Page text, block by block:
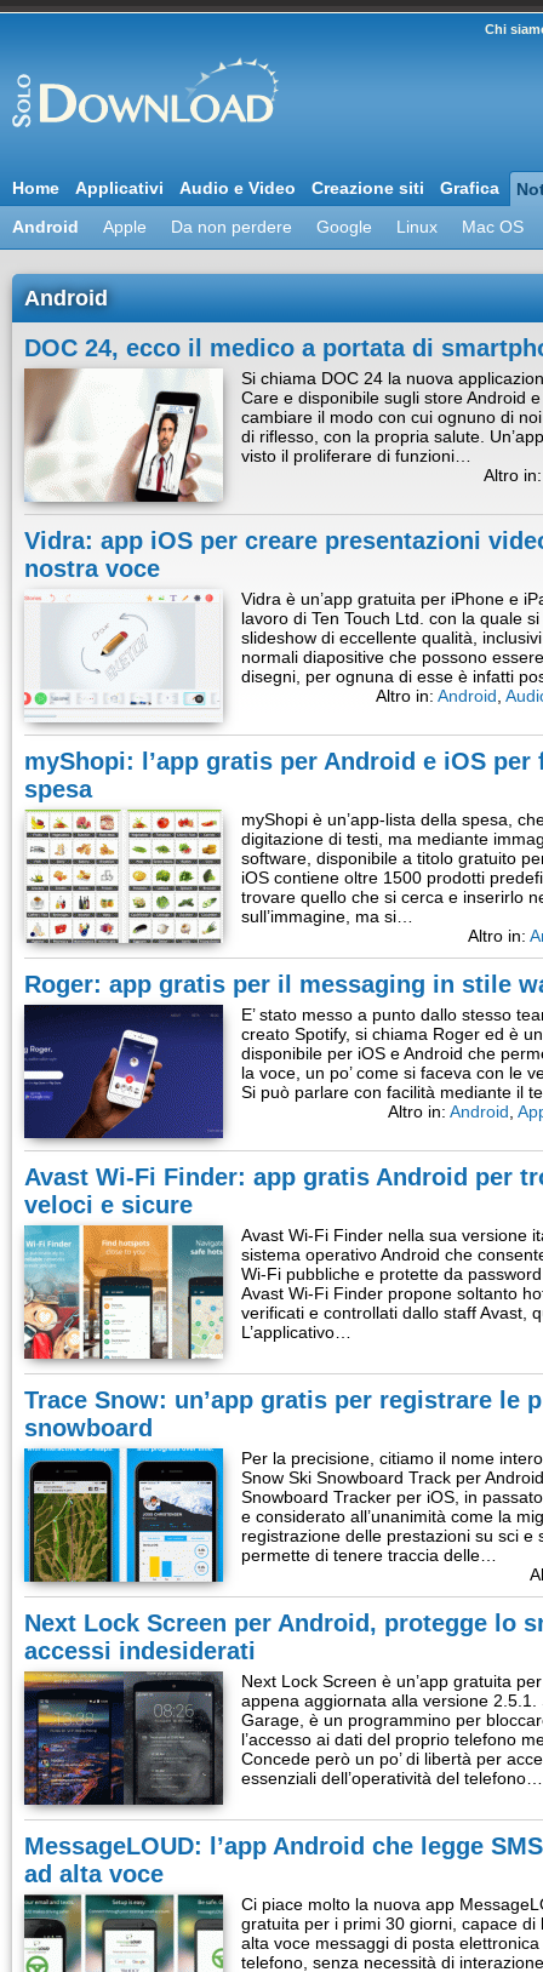
Chi
Home Applicativi Audio e Video Creazione siti Grafica
Android
Apple Da non perdere Google Linux Mac OS
Android
DOC 24, ecco il medico a portata di
Si chiama DOC 24 la nuova
Care e disponibile sugli store Android
cambiare il modo con cui ognuno di
di riflesso, con la propria salute.
visto il proliferare di funzioni…
Altro
Vidra: app iOS per creare presentazioni
nostra voce
Vidra è un’app gratuita per iPhone e
lavoro di Ten Touch Ltd. con la quale
slideshow di eccellente qualità,
normali diapositive che possono
disegni, per ognuna di esse è infatti
Altro in: Android
myShopi: l’app gratis per Android e iOS
spesa
myShopi è un’app-lista della spesa,
digitazione di testi, ma mediante
software, disponibile a titolo gratuito
iOS contiene oltre 1500 prodotti
trovare quello che si cerca e inserirlo
sull’immagine, ma si…
Altro in:
Roger: app gratis per il messaging in stile
E’ stato messo a punto dallo stesso
creato Spotify, si chiama Roger ed è
disponibile per iOS e Android che
la voce, un po’ come si faceva con le
Si può parlare con facilità mediante il
Altro in: Android
Avast Wi-Fi Finder: app gratis Android per
veloci e sicure
Avast Wi-Fi Finder nella sua versione
sistema operativo Android che
Wi-Fi pubbliche e protette da
Avast Wi-Fi Finder propone soltanto
verificati e controllati dallo staff Avast,
L’applicativo…
Trace Snow: un’app gratis per registrare le
snowboard
Per la precisione, citiamo il nome
Snow Ski Snowboard Track per
Snowboard Tracker per iOS, in
e considerato all’unanimità come la
registrazione delle prestazioni su sci e
permette di tenere traccia delle…
Next Lock Screen per Android, protegge lo
accessi indesiderati
Next Lock Screen è un’app gratuita
appena aggiornata alla versione
Garage, è un programmino per
l’accesso ai dati del proprio telefono
Concede però un po’ di libertà per
essenziali dell’operatività del telefono…
MessageLOUD: l’app Android che legge
ad alta voce
Ci piace molto la nuova app
gratuita per i primi 30 giorni, capace
alta voce messaggi di posta
telefono, senza necessità di